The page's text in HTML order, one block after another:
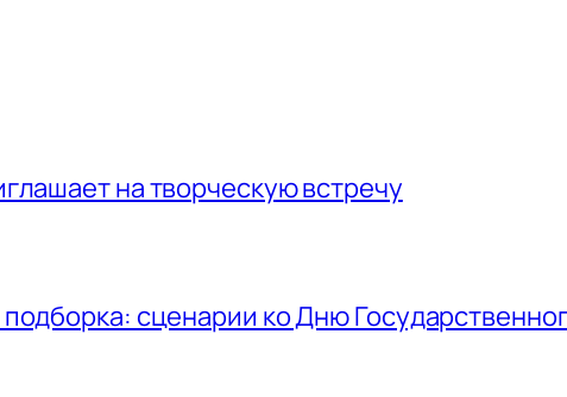
на творческую встречу
сценарии ко Дню